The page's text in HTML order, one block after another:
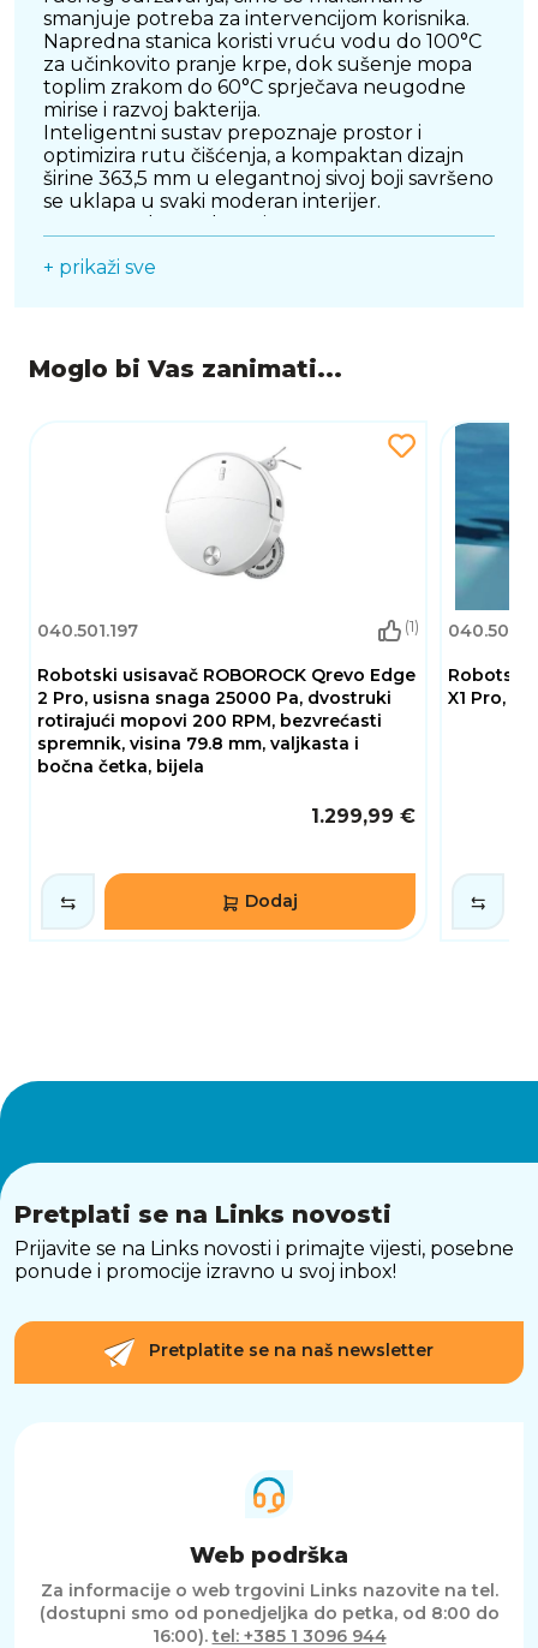
smanjuje potreba za intervencijom korisnika.
Napredna stanica koristi vruću vodu do 100°C
za učinkovito pranje krpe, dok sušenje mopa
toplim zrakom do 60°C sprječava neugodne
mirise i razvoj bakterija.
Inteligentni sustav prepoznaje prostor i
optimizira rutu čišćenja, a kompaktan dizajn
širine 363,5 mm u elegantnoj sivoj boji savršeno
se uklapa u svaki moderan interijer.
minimalan napor korisnika.
+ prikaži sve
Moglo bi Vas zanimati...
040.501.197 (1)
Robotski usisavač ROBOROCK Qrevo Edge
2 Pro, usisna snaga 25000 Pa, dvostruki
rotirajući mopovi 200 RPM, bezvrećasti
spremnik, visina 79.8 mm, valjkasta i
bočna četka, bijela
1.299,99 €
Dodaj
Robotski
X1 Pro,
Pretplati se na Links novosti
Prijavite se na Links novosti i primajte vijesti, posebne
ponude i promocije izravno u svoj inbox!
Pretplatite se na naš newsletter
Web podrška
Za informacije o web trgovini Links nazovite na tel.
(dostupni smo od ponedjeljka do petka, od 8:00 do
16:00).tel: +385 1 3096 944